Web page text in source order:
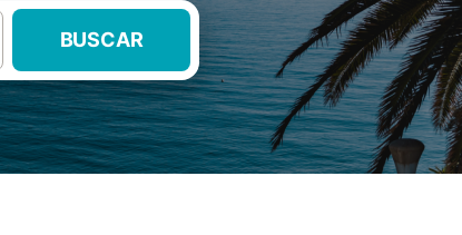
BUSCAR